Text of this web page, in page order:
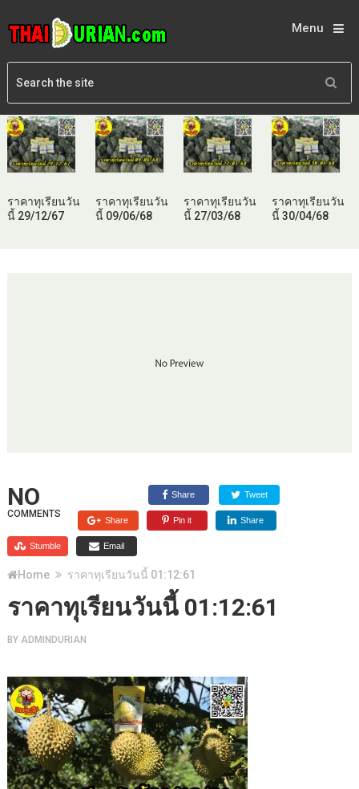
Menu
ราคาทุเรียนวัน
นี้ 29/12/67
ราคาทุเรียนวัน
นี้ 09/06/68
ราคาทุเรียนวัน
นี้ 27/03/68
ราคาทุเรียนวัน
นี้ 30/04/68
NO
COMMENTS
Share Tweet
Share Pin it Share
Stumble Email
Home ราคาทุเรียนวันนี้ 01:12:61
ราคาทุเรียนวันนี้ 01:12:61
BY ADMINDURIAN